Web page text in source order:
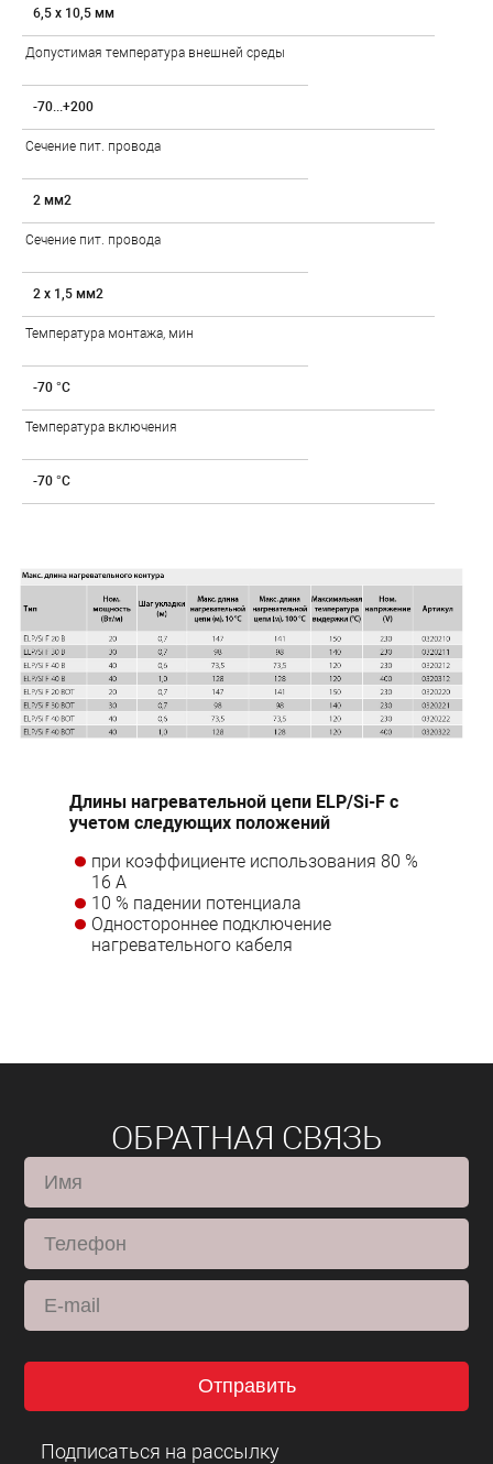
6,5 x 10,5 мм
Допустимая температура внешней среды
-70...+200
Сечение пит. провода
2 мм2
Сечение пит. провода
2 x 1,5 мм2
Температура монтажа, мин
-70 °C
Температура включения
-70 °C
Длины нагревательной цепи ELP/Si-F c
учетом следующих положений
при коэффициенте использования 80 %
16 A
10 % падении потенциала
Одностороннее подключение
нагревательного кабеля
ОБРАТНАЯ СВЯЗЬ
Отправить
Подписаться на рассылку